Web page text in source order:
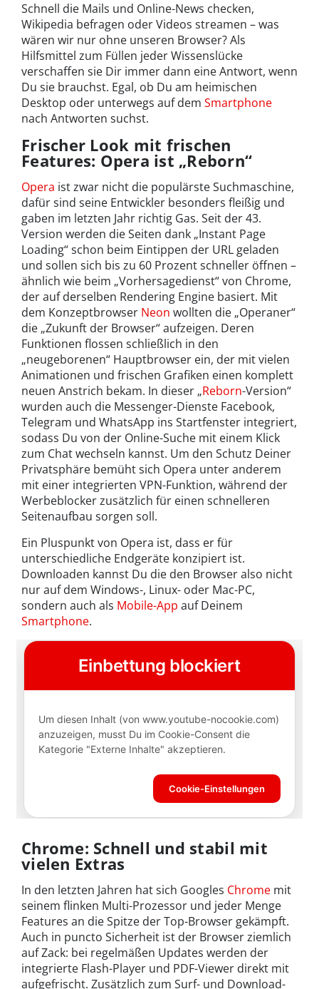
Schnell die Mails und Online-News checken,
Wikipedia befragen oder Videos streamen – was
wären wir nur ohne unseren Browser? Als
Hilfsmittel zum Füllen jeder Wissenslücke
verschaffen sie Dir immer dann eine Antwort, wenn
Du sie brauchst. Egal, ob Du am heimischen
Desktop oder unterwegs auf dem Smartphone
nach Antworten suchst.
Frischer Look mit frischen
Features: Opera ist „Reborn“
Opera ist zwar nicht die populärste Suchmaschine,
dafür sind seine Entwickler besonders fleißig und
gaben im letzten Jahr richtig Gas. Seit der 43.
Version werden die Seiten dank „Instant Page
Loading“ schon beim Eintippen der URL geladen
und sollen sich bis zu 60 Prozent schneller öffnen –
ähnlich wie beim „Vorhersagedienst“ von Chrome,
der auf derselben Rendering Engine basiert. Mit
dem Konzeptbrowser Neon wollten die „Operaner“
die „Zukunft der Browser“ aufzeigen. Deren
Funktionen flossen schließlich in den
„neugeborenen“ Hauptbrowser ein, der mit vielen
Animationen und frischen Grafiken einen komplett
neuen Anstrich bekam. In dieser „Reborn-Version“
wurden auch die Messenger-Dienste Facebook,
Telegram und WhatsApp ins Startfenster integriert,
sodass Du von der Online-Suche mit einem Klick
zum Chat wechseln kannst. Um den Schutz Deiner
Privatsphäre bemüht sich Opera unter anderem
mit einer integrierten VPN-Funktion, während der
Werbeblocker zusätzlich für einen schnelleren
Seitenaufbau sorgen soll.
Ein Pluspunkt von Opera ist, dass er für
unterschiedliche Endgeräte konzipiert ist.
Downloaden kannst Du die den Browser also nicht
nur auf dem Windows-, Linux- oder Mac-PC,
sondern auch als Mobile-App auf Deinem
Smartphone.
Chrome: Schnell und stabil mit
vielen Extras
In den letzten Jahren hat sich Googles Chrome mit
seinem flinken Multi-Prozessor und jeder Menge
Features an die Spitze der Top-Browser gekämpft.
Auch in puncto Sicherheit ist der Browser ziemlich
auf Zack: bei regelmäßen Updates werden der
integrierte Flash-Player und PDF-Viewer direkt mit
aufgefrischt. Zusätzlich zum Surf- und Download-